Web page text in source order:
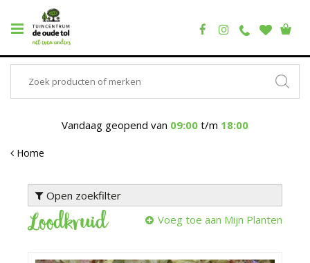
Vandaag geopend van 09:00 t/m 18:00
Home
Open zoekfilter
Loodkruid Voeg toe aan Mijn Planten